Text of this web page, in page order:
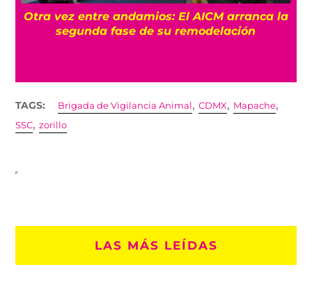
Otra vez entre andamios: El AICM arranca la
segunda fase de su remodelación
TAGS: Brigada de Vigilancia Animal,CDMX, Mapache,
SSC,zorillo
LAS MÁS LEÍDAS